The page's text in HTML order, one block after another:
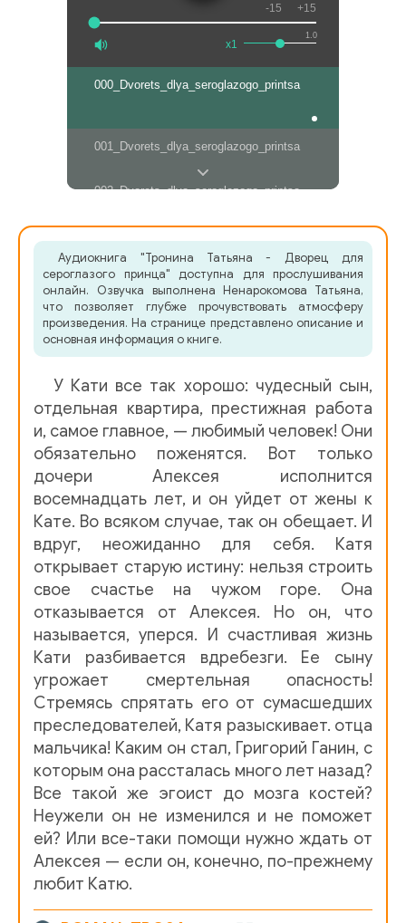
1.0
x1
-15 +15
000_Dvorets_dlya_seroglazogo_printsa
001_Dvorets_dlya_seroglazogo_printsa
002_Dvorets_dlya_seroglazogo_printsa
004_Dvorets_dlya_seroglazogo_printsa
005_Dvorets_dlya_seroglazogo_printsa
007_Dvorets_dlya_seroglazogo_printsa
008_Dvorets_dlya_seroglazogo_printsa
009_Dvorets_dlya_seroglazogo_printsa
010_Dvorets_dlya_seroglazogo_printsa
011_Dvorets_dlya_seroglazogo_printsa
012_Dvorets_dlya_seroglazogo_printsa
013_Dvorets_dlya_seroglazogo_printsa
014_Dvorets_dlya_seroglazogo_printsa
015_Dvorets_dlya_seroglazogo_printsa
016_Dvorets_dlya_seroglazogo_printsa
017_Dvorets_dlya_seroglazogo_printsa
Аудиокнига "Тронина Татьяна - Дворец для
сероглазого принца" доступна для прослушивания
онлайн. Озвучка выполнена Ненарокомова Татьяна,
что позволяет глубже прочувствовать атмосферу
произведения. На странице представлено описание и
основная информация о книге.
У Кати все так хорошо: чудесный сын,
отдельная квартира, престижная работа
и, самое главное, — любимый человек! Они
обязательно поженятся. Вот только
дочери Алексея исполнится
восемнадцать лет, и он уйдет от жены к
Кате. Во всяком случае, так он обещает. И
вдруг, неожиданно для себя. Катя
открывает старую истину: нельзя строить
свое счастье на чужом горе. Она
отказывается от Алексея. Но он, что
называется, уперся. И счастливая жизнь
Кати разбивается вдребезги. Ее сыну
угрожает смертельная опасность!
Стремясь спрятать его от сумасшедших
преследователей, Катя разыскивает. отца
мальчика! Каким он стал, Григорий Ганин, с
которым она рассталась много лет назад?
Все такой же эгоист до мозга костей?
Неужели он не изменился и не поможет
ей? Или все-таки помощи нужно ждать от
Алексея — если он, конечно, по-прежнему
любит Катю.